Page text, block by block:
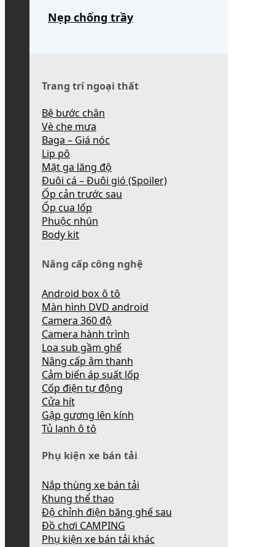
Nẹp chống trầy
Trang trí ngoại thất
Bệ bước chân
Vè che mưa
Baga – Giá nóc
Lip pô
Mặt ga lăng độ
Đuôi cá – Đuôi gió (Spoiler)
Ốp cản trước sau
Ốp cua lốp
Phuộc nhún
Body kit
Nâng cấp công nghệ
Android box ô tô
Màn hình DVD android
Camera 360 độ
Camera hành trình
Loa sub gầm ghế
Nâng cấp âm thanh
Cảm biến áp suất lốp
Cốp điện tự động
Cửa hít
Gập gương lên kính
Tủ lạnh ô tô
Phụ kiện xe bán tải
Nắp thùng xe bán tải
Khung thể thao
Độ chỉnh điện băng ghế sau
Đồ chơi CAMPING
Phụ kiện xe bán tải khác